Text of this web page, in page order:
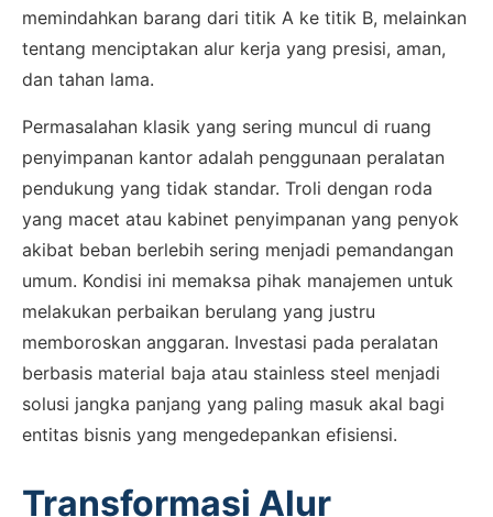
memindahkan barang dari titik A ke titik B, melainkan
tentang menciptakan alur kerja yang presisi, aman,
dan tahan lama.
Permasalahan klasik yang sering muncul di ruang
penyimpanan kantor adalah penggunaan peralatan
pendukung yang tidak standar. Troli dengan roda
yang macet atau kabinet penyimpanan yang penyok
akibat beban berlebih sering menjadi pemandangan
umum. Kondisi ini memaksa pihak manajemen untuk
melakukan perbaikan berulang yang justru
memboroskan anggaran. Investasi pada peralatan
berbasis material baja atau stainless steel menjadi
solusi jangka panjang yang paling masuk akal bagi
entitas bisnis yang mengedepankan efisiensi.
Transformasi Alur